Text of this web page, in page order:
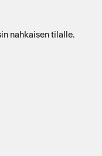
nahkaisen tilalle.